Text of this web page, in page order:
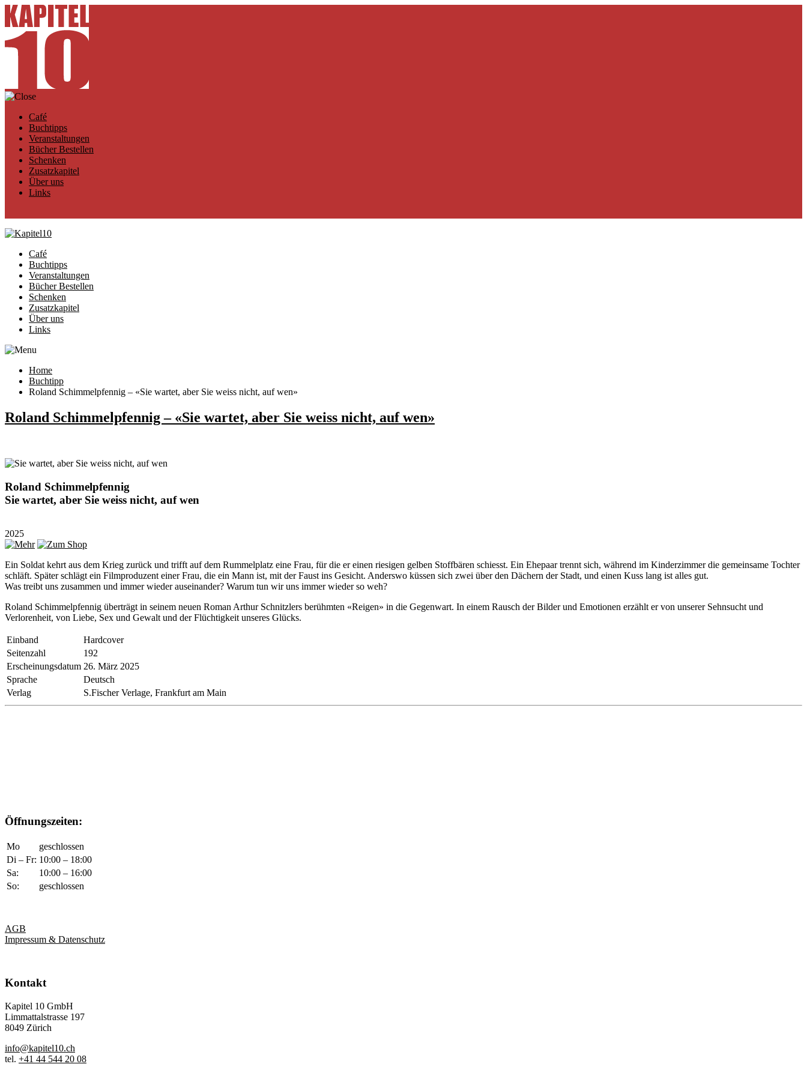
Café
Buchtipps
Veranstaltungen
Bücher Bestellen
Schenken
Zusatzkapitel
Über uns
Links
Café
Buchtipps
Veranstaltungen
Bücher Bestellen
Schenken
Zusatzkapitel
Über uns
Links
Home
Buchtipp
Roland Schimmelpfennig – «Sie wartet, aber Sie weiss nicht, auf wen»
Roland Schimmelpfennig – «Sie wartet, aber Sie weiss nicht, auf wen»
Roland Schimmelpfennig
Sie wartet, aber Sie weiss nicht, auf wen
2025
Ein Soldat kehrt aus dem Krieg zurück und trifft auf dem Rummelplatz eine Frau, für die er einen riesigen gelben Stoffbären schiesst. Ein Ehepaar trennt sich, während im Kinderzimmer die gemeinsame Tochter
schläft. Später schlägt ein Filmproduzent einer Frau, die ein Mann ist, mit der Faust ins Gesicht. Anderswo küssen sich zwei über den Dächern der Stadt, und einen Kuss lang ist alles gut.
Was treibt uns zusammen und immer wieder auseinander? Warum tun wir uns immer wieder so weh?
Roland Schimmelpfennig überträgt in seinem neuen Roman Arthur Schnitzlers berühmten «Reigen» in die Gegenwart. In einem Rausch der Bilder und Emotionen erzählt er von unserer Sehnsucht und
Verlorenheit, von Liebe, Sex und Gewalt und der Flüchtigkeit unseres Glücks.
Einband
Hardcover
Seitenzahl
192
Erscheinungsdatum 26. März 2025
Sprache
Deutsch
Verlag
S.Fischer Verlage, Frankfurt am Main
Öffnungszeiten:
Mo
geschlossen
Di – Fr: 10:00 – 18:00
Sa:
10:00 – 16:00
So:
geschlossen
AGB
Impressum & Datenschutz
Kontakt
Kapitel 10 GmbH
Limmattalstrasse 197
8049 Zürich
info@kapitel10.ch
tel. +41 44 544 20 08